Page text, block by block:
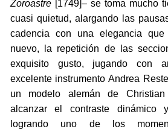
Zoroastre[1749]– se toma mucho
cuasi quietud, alargando las
cadencia con una elegancia
nuevo, la repetición de las
exquisito gusto, jugando con
excelente instrumento Andrea
un modelo alemán de
alcanzar el contraste dinámico
logrando uno de los